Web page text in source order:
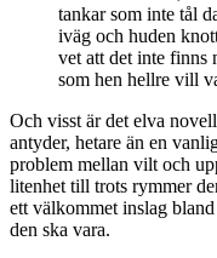
tankar som inte tål
iväg och huden
vet att det inte finns
som hen hellre vill
Och visst är det elva
antyder, hetare än en
problem mellan vilt och
litenhet till trots rymmer
ett välkommet inslag
den ska vara.